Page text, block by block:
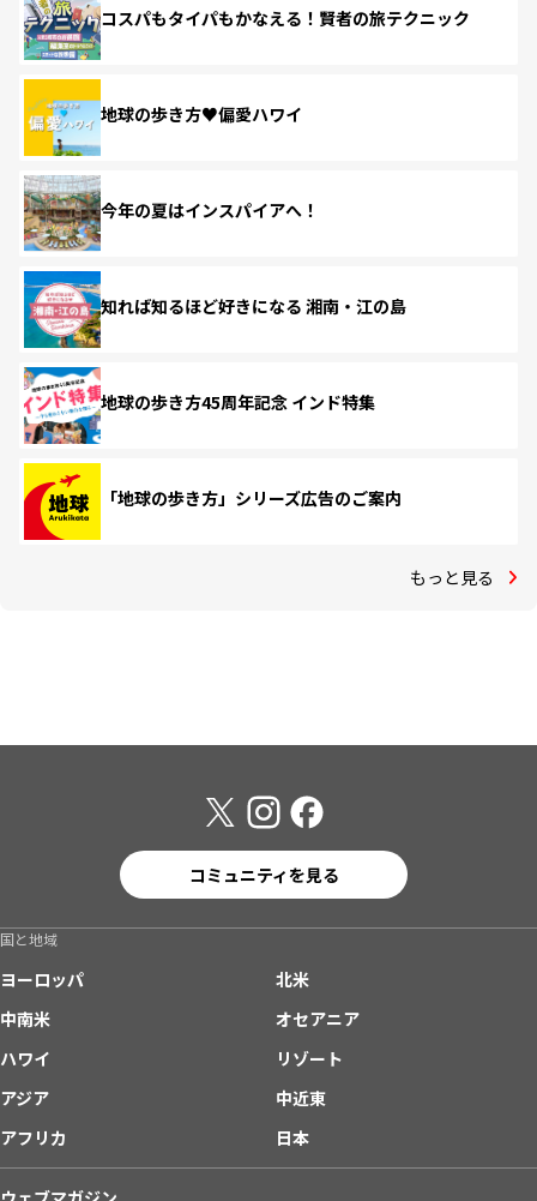
コスパもタイパもかなえる！賢者の旅テクニック
地球の歩き方♥偏愛ハワイ
今年の夏はインスパイアへ！
知れば知るほど好きになる 湘南・江の島
地球の歩き方45周年記念 インド特集
「地球の歩き方」シリーズ広告のご案内
もっと見る
コミュニティを見る
国と地域
ヨーロッパ
北米
中南米
オセアニア
ハワイ
リゾート
アジア
中近東
アフリカ
日本